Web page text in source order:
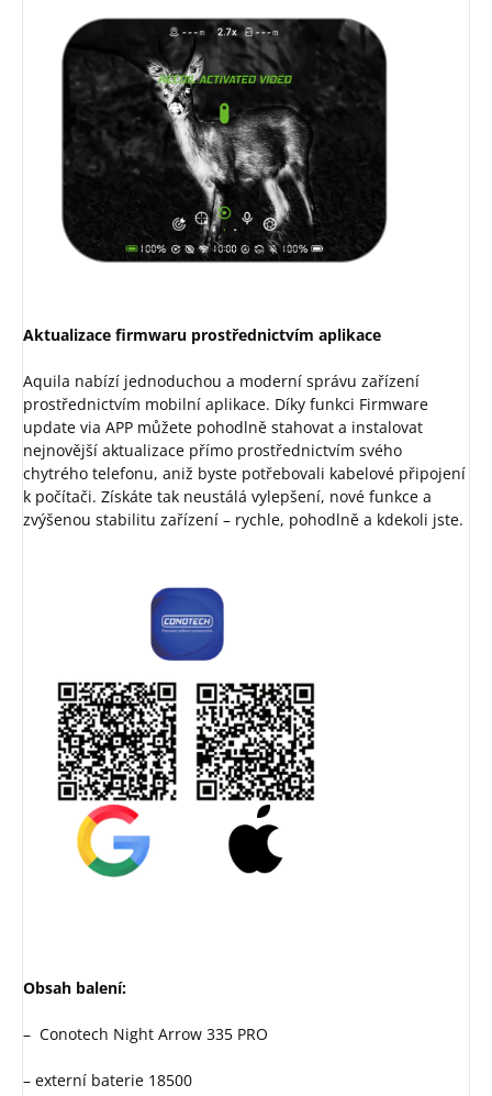
Aktualizace firmwaru prostřednictvím aplikace
Aquila nabízí jednoduchou a moderní správu zařízení
prostřednictvím mobilní aplikace. Díky funkci Firmware
update via APP můžete pohodlně stahovat a instalovat
nejnovější aktualizace přímo prostřednictvím svého
chytrého telefonu, aniž byste potřebovali kabelové připojení
k počítači. Získáte tak neustálá vylepšení, nové funkce a
zvýšenou stabilitu zařízení – rychle, pohodlně a kdekoli jste.
Obsah balení:
– Conotech Night Arrow 335 PRO
– externí baterie 18500